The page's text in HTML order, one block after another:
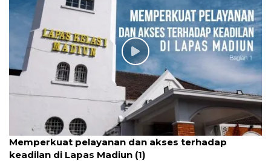
Memperkuat pelayanan dan akses terhadap
keadilan di Lapas Madiun (1)